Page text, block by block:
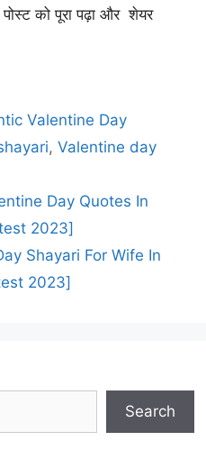
पोस्ट को पूरा पढ़ा और शेयर
Valentine Day
, Valentine day
Day Quotes In
2023]
Shayari For Wife In
2023]
Search